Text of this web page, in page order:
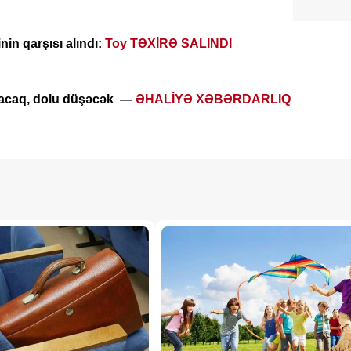
qarşısı alındı:Toy TƏXİRƏ SALINDI
dolu düşəcək —ƏHALİYƏ XƏBƏRDARLIQ